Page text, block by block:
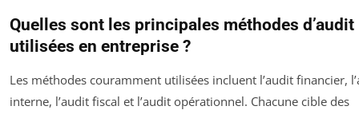
Quelles sont les principales méthodes d’audit
utilisées en entreprise ?
Les méthodes couramment utilisées incluent l’audit financier,
interne, l’audit fiscal et l’audit opérationnel. Chacune cible des